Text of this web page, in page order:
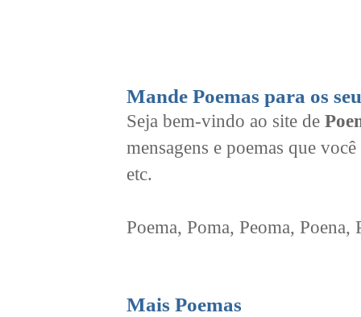
Mande Poemas para os
Seja bem-vindo ao site de
mensagens e poemas que
etc.
Poema, Poma, Peoma,
Mais Poemas